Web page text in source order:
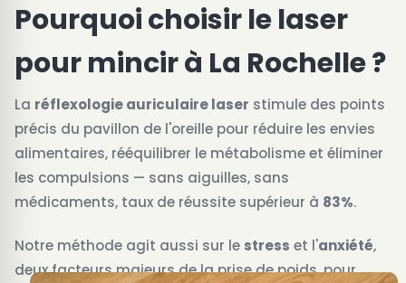
Pourquoi choisir le laser
pour mincir à La Rochelle ?
La réflexologie auriculaire laser stimule des points
précis du pavillon de l'oreille pour réduire les envies
alimentaires, rééquilibrer le métabolisme et éliminer
les compulsions — sans aiguilles, sans
médicaments, taux de réussite supérieur à 83%.
Notre méthode agit aussi sur le stress et l'anxiété,
deux facteurs majeurs de la prise de poids, pour